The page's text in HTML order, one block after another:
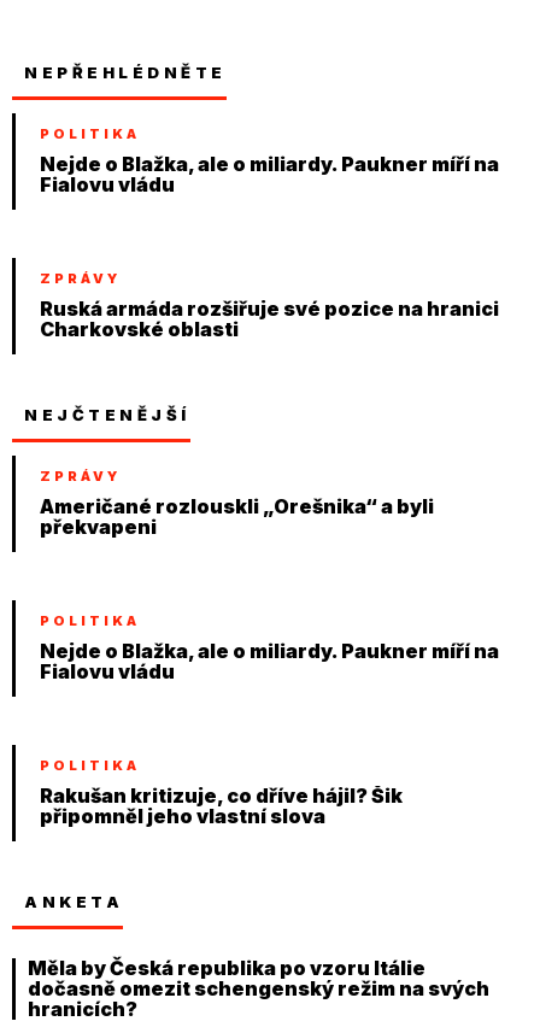
NEPŘEHLÉDNĚTE
POLITIKA
Nejde o Blažka, ale o miliardy. Paukner míří na
Fialovu vládu
ZPRÁVY
Ruská armáda rozšiřuje své pozice na hranici
Charkovské oblasti
NEJČTENĚJŠÍ
ZPRÁVY
Američané rozlouskli „Orešnika“ a byli
překvapeni
POLITIKA
Nejde o Blažka, ale o miliardy. Paukner míří na
Fialovu vládu
POLITIKA
Rakušan kritizuje, co dříve hájil? Šik
připomněl jeho vlastní slova
ANKETA
Měla by Česká republika po vzoru Itálie
dočasně omezit schengenský režim na svých
hranicích?